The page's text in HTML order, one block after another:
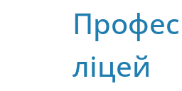
ліцей